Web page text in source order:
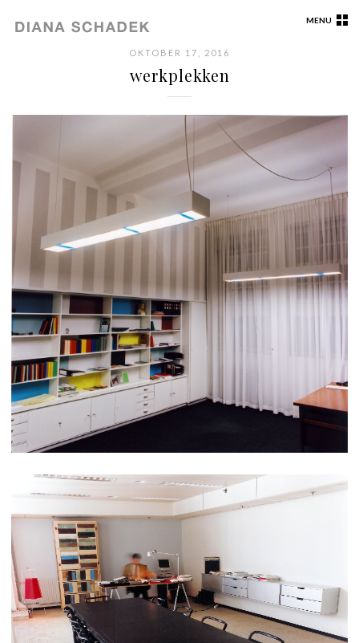
MENU
OKTOBER 17, 2016
werkplekken